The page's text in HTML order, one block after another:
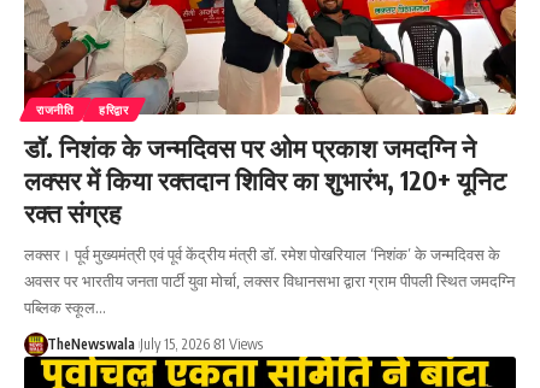
राजनीति हरिद्वार
डॉ. निशंक के जन्मदिवस पर ओम प्रकाश जमदग्नि ने
लक्सर में किया रक्तदान शिविर का शुभारंभ, 120+ यूनिट
रक्त संग्रह
लक्सर। पूर्व मुख्यमंत्री एवं पूर्व केंद्रीय मंत्री डॉ. रमेश पोखरियाल ‘निशंक’ के जन्मदिवस के
अवसर पर भारतीय जनता पार्टी युवा मोर्चा, लक्सर विधानसभा द्वारा ग्राम पीपली स्थित जमदग्नि
पब्लिक स्कूल…
TheNewswala July 15, 2026 81 Views